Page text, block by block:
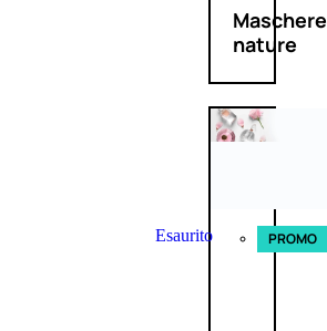
Maschere
nature
Esaurito PROMO